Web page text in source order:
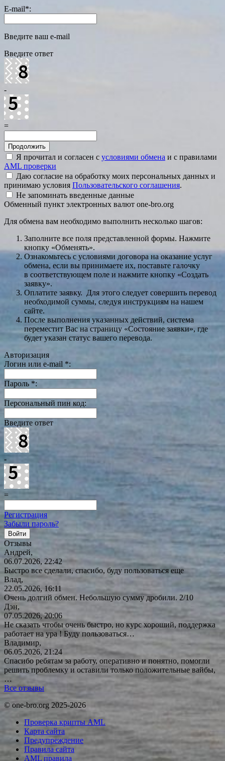
E-mail*:
Введите ваш e-mail
Введите ответ
-
=
Я прочитал и согласен с условиями обмена и с правилами
AML проверки
Даю согласие на обработку моих персональных данных и
принимаю условия Пользовательского соглашения.
Не запоминать введенные данные
Обменный пункт электронных валют one-bro.org
Для обмена вам необходимо выполнить несколько шагов:
Заполните все поля представленной формы. Нажмите
кнопку «Обменять».
Ознакомьтесь с условиями договора на оказание услуг
обмена, если вы принимаете их, поставьте галочку
в соответствующем поле и нажмите кнопку «Создать
заявку».
Оплатите заявку. Для этого следует совершить перевод
необходимой суммы, следуя инструкциям на нашем
сайте.
После выполнения указанных действий, система
переместит Вас на страницу «Состояние заявки», где
будет указан статус вашего перевода.
Авторизация
Логин или e-mail *:
Пароль *:
Персональный пин код:
Введите ответ
-
=
Регистрация
Забыли пароль?
Отзывы
Андрей,
06.07.2026, 22:42
Быстро все сделали, спасибо, буду пользоваться еще
Влад,
22.05.2026, 16:11
Очень долгий обмен. Небольшую сумму дробили. 2/10
Дэн,
07.05.2026, 20:06
Не сказать чтобы очень быстро, но курс хороший, поддержка
работает на ура ! Буду пользоваться…
Владимир,
06.05.2026, 21:24
Спасибо ребятам за работу, оперативно и понятно, помогли
решить проблемку и оставили только положительные вайбы,
…
Все отзывы
© one-bro.org 2025-2026
Проверка крипты AML
Карта сайта
Предупреждение
Правила сайта
AML правила